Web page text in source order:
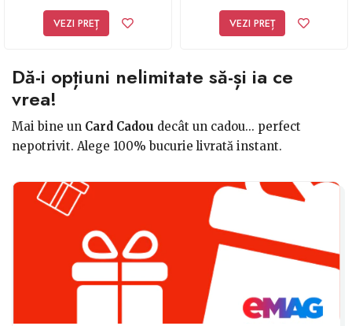
VEZI PREȚ VEZI PREȚ
Dă-i opțiuni nelimitate să-și ia ce
vrea!
Mai bine un Card Cadou decât un cadou... perfect
nepotrivit. Alege 100% bucurie livrată instant.